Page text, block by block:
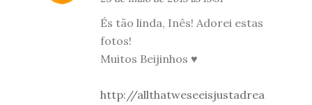
És tão linda, Inês! Adorei estas
fotos!
Muitos Beijinhos ♥
http://allthatweseeisjustadrea